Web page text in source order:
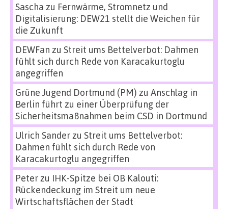
Sascha zu Fernwärme, Stromnetz und
Digitalisierung: DEW21 stellt die Weichen für
die Zukunft
DEWFan zu Streit ums Bettelverbot: Dahmen
fühlt sich durch Rede von Karacakurtoglu
angegriffen
Grüne Jugend Dortmund (PM) zu Anschlag in
Berlin führt zu einer Überprüfung der
Sicherheitsmaßnahmen beim CSD in Dortmund
Ulrich Sanderzu Streit ums Bettelverbot:
Dahmen fühlt sich durch Rede von
Karacakurtoglu angegriffen
Peterzu IHK-Spitze bei OB Kalouti:
Rückendeckung im Streit um neue
Wirtschaftsflächen der Stadt